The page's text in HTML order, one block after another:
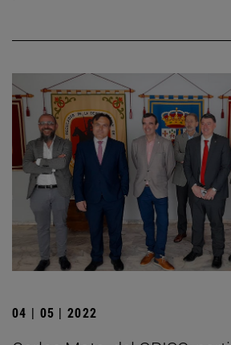
04 | 05 | 2022